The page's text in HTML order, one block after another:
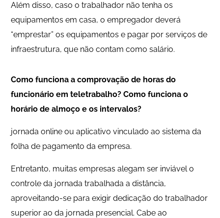
Além disso, caso o trabalhador não tenha os
equipamentos em casa, o empregador deverá
“emprestar” os equipamentos e pagar por serviços de
infraestrutura, que não contam como salário.
Como funciona a comprovação de horas do
funcionário em teletrabalho? Como funciona o
horário de almoço e os intervalos?
jornada online ou aplicativo vinculado ao sistema da
folha de pagamento da empresa.
Entretanto, muitas empresas alegam ser inviável o
controle da jornada trabalhada a distância,
aproveitando-se para exigir dedicação do trabalhador
superior ao da jornada presencial. Cabe ao